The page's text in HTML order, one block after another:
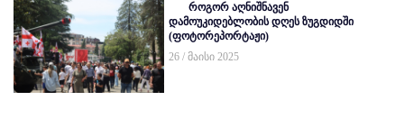
როგორ აღნიშნავენ
დამოუკიდებლობის დღეს ზუგდიდში
(ფოტორეპორტაჟი)
26 / მაისი 2025